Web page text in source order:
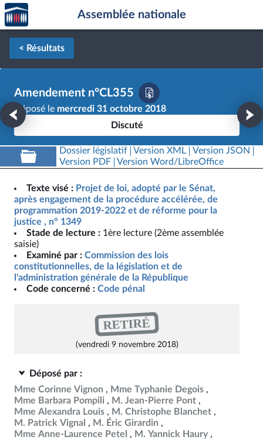
Aller au contenu
Aller en bas de la page
Accèder
à la
page
d'accueil
Assemblée nationale
< Résultats
Amendement n°CL355
Déposé le mercredi 31 octobre 2018
Discuté
Dossier législatif Version XML
Version JSON
Version PDF
Version Word/LibreOffice
Texte visé : Projet de loi, adopté par le Sénat,
après engagement de la procédure accélérée, de
programmation 2019-2022 et de réforme pour la
justice , n° 1349
Stade de lecture : 1ère lecture (2ème assemblée
saisie)
Examiné par : Commission des lois
constitutionnelles, de la législation et de
l'administration générale de la République
Code concerné : Code pénal
RETIRÉ
(vendredi 9 novembre 2018)
Déposé par :
Mme Corinne Vignon
Mme Typhanie Degois
Mme Barbara Pompili
M. Jean-Pierre Pont
Mme Alexandra Louis
M. Christophe Blanchet
M. Patrick Vignal
M. Éric Girardin
Mme Anne-Laurence Petel
M. Yannick Haury